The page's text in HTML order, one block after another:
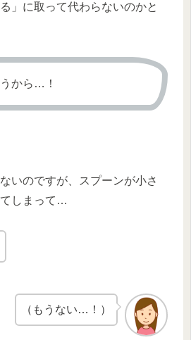
」に取って代わらないのかと
から…！
いのですが、スプーンが小さ
しまって…
（もうない…！）